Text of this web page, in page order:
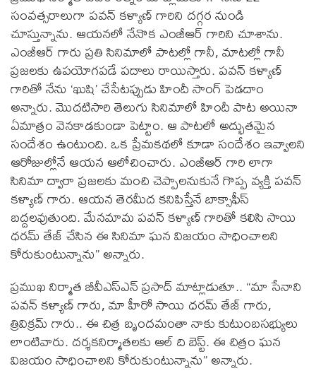
సంవత్సరాలుగా పవన్ కళ్యాణ్ గారిని దగ్గర నుండి
చూస్తున్నాను. ఆయనలో నేనొక ఎంజీఆర్ గారిని చూశాను.
ఎంజీఆర్ గారు ప్రతి సినిమాలో పాటల్లో గానీ, మాటల్లో గానీ
ప్రజలకు ఉపయోగపడే పదాలు రాయిస్తారు. పవన్ కళ్యాణ్
గారితో నేను ‘ఖుషి’ చేసేటప్పుడు హిందీ సాంగ్ పెడదాం
అన్నారు. మొదటిసారి తెలుగు సినిమాలో హిందీ పాట అయినా
ఏమాత్రం వెనకాడకుండా పెట్టాం. ఆ పాటలో అద్భుతమైన
సందేశం ఉంటుంది. ఒక ప్రేమకథలో కూడా సందేశం ఇవ్వాలని
ఆరోజుల్లోనే ఆయన ఆలోచించారు. ఎంజీఆర్ గారి లాగా
సినిమా ద్వారా ప్రజలకు మంచి చెప్పాలనుకునే గొప్ప వ్యక్తి పవన్
కళ్యాణ్ గారు. ఆయన తెరమీద కనిపిస్తేనే బాక్సాఫీస్
బద్దలవుతుంది. మేనమామ పవన్ కళ్యాణ్ గారితో కలిసి సాయి
ధరమ్ తేజ్ చేసిన ఈ సినిమా ఘన విజయం సాధించాలని
కోరుకుంటున్నాను” అన్నారు.
ప్రముఖ నిర్మాత బీవీఎస్ఎన్ ప్రసాద్ మాట్లాడుతూ.. “మా సేనాని
పవన్ కళ్యాణ్ గారు, మా హీరో సాయి ధరమ్ తేజ్ గారు,
త్రివిక్రమ్ గారు.. ఈ చిత్ర బృందమంతా నాకు కుటుంబసభ్యులు
లాంటివారు. దర్శకనిర్మాతలకు ఆల్ ది బెస్ట్. ఈ చిత్రం ఘన
విజయం సాధించాలని కోరుకుంటున్నాను” అన్నారు.